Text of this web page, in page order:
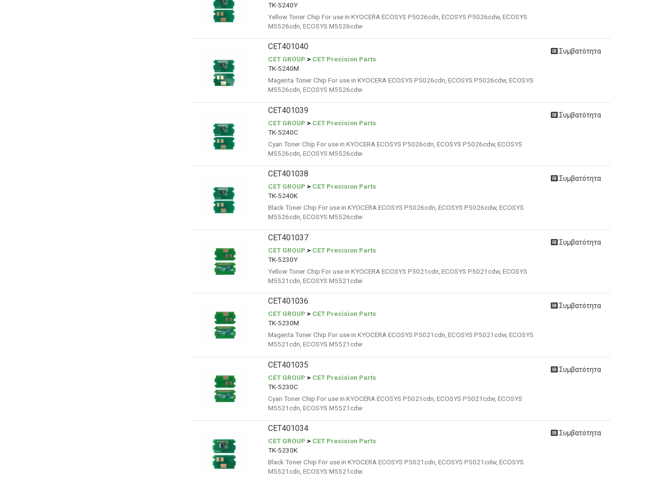
TK-5240Y
Yellow Toner Chip For use in KYOCERA ECOSYS P5026cdn, ECOSYS P5026cdw, ECOSYS
M5526cdn, ECOSYS M5526cdw
CET401040
CET GROUP > CET Precision Parts
TK-5240M
Magenta Toner Chip For use in KYOCERA ECOSYS P5026cdn, ECOSYS P5026cdw, ECOSYS
M5526cdn, ECOSYS M5526cdw
Συμβατότητα
CET401039
CET GROUP > CET Precision Parts
TK-5240C
Cyan Toner Chip For use in KYOCERA ECOSYS P5026cdn, ECOSYS P5026cdw, ECOSYS
M5526cdn, ECOSYS M5526cdw
Συμβατότητα
CET401038
CET GROUP > CET Precision Parts
TK-5240K
Black Toner Chip For use in KYOCERA ECOSYS P5026cdn, ECOSYS P5026cdw, ECOSYS
M5526cdn, ECOSYS M5526cdw
Συμβατότητα
CET401037
CET GROUP > CET Precision Parts
TK-5230Y
Yellow Toner Chip For use in KYOCERA ECOSYS P5021cdn, ECOSYS P5021cdw, ECOSYS
M5521cdn, ECOSYS M5521cdw
Συμβατότητα
CET401036
CET GROUP > CET Precision Parts
TK-5230M
Magenta Toner Chip For use in KYOCERA ECOSYS P5021cdn, ECOSYS P5021cdw, ECOSYS
M5521cdn, ECOSYS M5521cdw
Συμβατότητα
CET401035
CET GROUP > CET Precision Parts
TK-5230C
Cyan Toner Chip For use in KYOCERA ECOSYS P5021cdn, ECOSYS P5021cdw, ECOSYS
M5521cdn, ECOSYS M5521cdw
Συμβατότητα
CET401034
CET GROUP > CET Precision Parts
TK-5230K
Black Toner Chip For use in KYOCERA ECOSYS P5021cdn, ECOSYS P5021cdw, ECOSYS
M5521cdn, ECOSYS M5521cdw
Συμβατότητα